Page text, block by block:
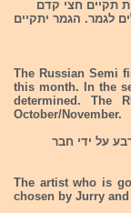
תקיים חצי קדם
לגמר. הגמר יתקיים
The Russian Semi
this month. In the
determined.
October/November.
על ידי חבר
The artist who is
chosen by Jurry